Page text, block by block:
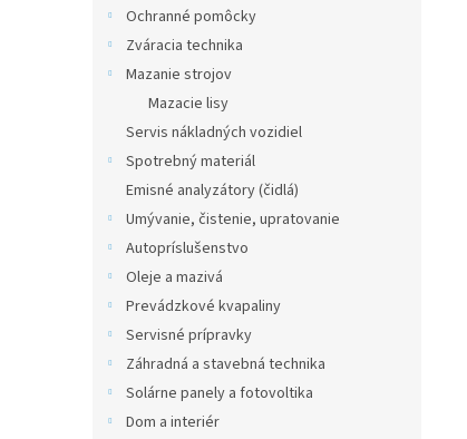
Ochranné pomôcky
Zváracia technika
Mazanie strojov
Mazacie lisy
Servis nákladných vozidiel
Spotrebný materiál
Emisné analyzátory (čidlá)
Umývanie, čistenie, upratovanie
Autopríslušenstvo
Oleje a mazivá
Prevádzkové kvapaliny
Servisné prípravky
Záhradná a stavebná technika
Solárne panely a fotovoltika
Dom a interiér